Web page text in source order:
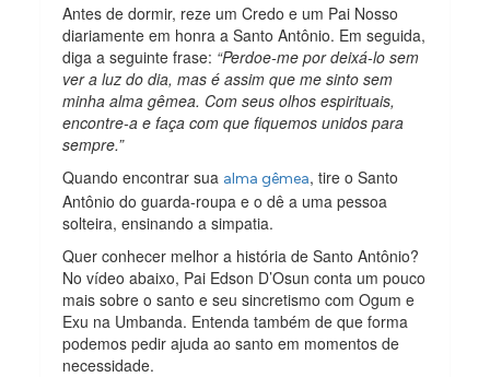
Antes de dormir, reze um Credo e um Pai Nosso
diariamente em honra a Santo Antônio. Em seguida,
diga a seguinte frase: “Perdoe-me por deixá-lo sem
ver a luz do dia, mas é assim que me sinto sem
minha alma gêmea. Com seus olhos espirituais,
encontre-a e faça com que fiquemos unidos para
sempre.”
Quando encontrar sua alma gêmea, tire o Santo
Antônio do guarda-roupa e o dê a uma pessoa
solteira, ensinando a simpatia.
Quer conhecer melhor a história de Santo Antônio?
No vídeo abaixo, Pai Edson D’Osun conta um pouco
mais sobre o santo e seu sincretismo com Ogum e
Exu na Umbanda. Entenda também de que forma
podemos pedir ajuda ao santo em momentos de
necessidade.